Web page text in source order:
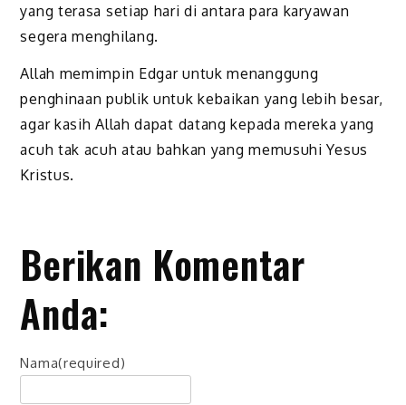
yang terasa setiap hari di antara para karyawan
segera menghilang.
Allah memimpin Edgar untuk menanggung
penghinaan publik untuk kebaikan yang lebih besar,
agar kasih Allah dapat datang kepada mereka yang
acuh tak acuh atau bahkan yang memusuhi Yesus
Kristus.
Berikan Komentar
Anda:
Nama(required)